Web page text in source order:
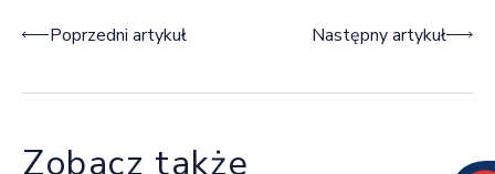
Nawigacja wpisu
Poprzedni artykuł Następny artykuł
Zobacz także